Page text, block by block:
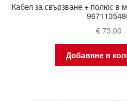
Кабел за свързване + полюс в
€73,00
Добавяне в